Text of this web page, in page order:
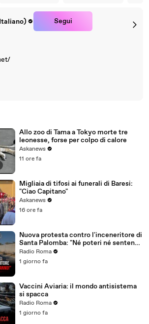
Segui
Allo zoo di Tama a Tokyo morte tre
leonesse, forse per colpo di calore
Askanews
11 ore fa
Migliaia di tifosi ai funerali di Baresi:
"Ciao Capitano"
Askanews
16 ore fa
Nuova protesta contro l'inceneritore di
Santa Palomba: "Né poteri né sentenze
ci fermeranno!"
Radio Roma
1 giorno fa
Vaccini Aviaria: il mondo antisistema
si spacca
Radio Roma
1 giorno fa